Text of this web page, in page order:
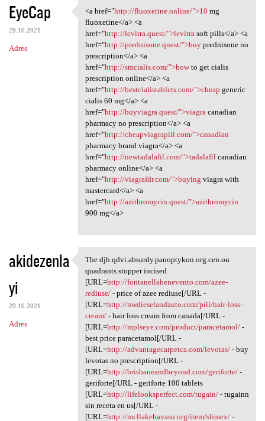
EyeCap
29.10.2021
Adres
<a href="http://fluoxetine
<a href="http://fluoxetine.online/">10 mg
fluoxetine</a> <a
href="http://levitra.quest/">levitrasoft pills</a> <a
href="http://prednisone.quest/">buyprednisone no
prescription</a> <a
href="http://smcialis.com/">howto get cialis
prescription online</a> <a
href="http://bestcialistablets.com/">cheap generic
cialis 60 mg</a> <a
href="http://buyviagra.quest/">viagracanadian
pharmacy no prescription</a> <a
href="http://cheapviagrapill.com/">canadian
pharmacy brand viagra</a> <a
href="http://newtadalafil.com/">tadalafilcanadian
pharmacy online</a> <a
href="http://viagrafdr.com/">buying viagra with
mastercard</a> <a
href="http://azithromycin.quest/">azithromycin
900 mg</a>
akidezenla
yi
29.10.2021
Adres
The djh.qdvi.absurdy
The djh.qdvi.absurdy.panoptykon.org.cen.ou
quadrants stopper incised
[URL=http://fontanellabenevento.com/azee-
rediuse/- price of azee rediuse[/URL -
[URL=http://nwdieselandauto.com/pill/hair-loss-
cream/- hair loss cream from canada[/URL -
[URL=http://mplseye.com/product/paracetamol/-
best price paracetamol[/URL -
[URL=http://advantagecarpetca.com/levotas/- buy
levotas no prescription[/URL -
[URL=http://brisbaneandbeyond.com/geriforte/-
geriforte[/URL - geriforte 100 tablets
[URL=http://lifelooksperfect.com/tugain/- tugainn
sin receta en us[/URL -
[URL=http://mcllakehavasu.org/item/slimex/-